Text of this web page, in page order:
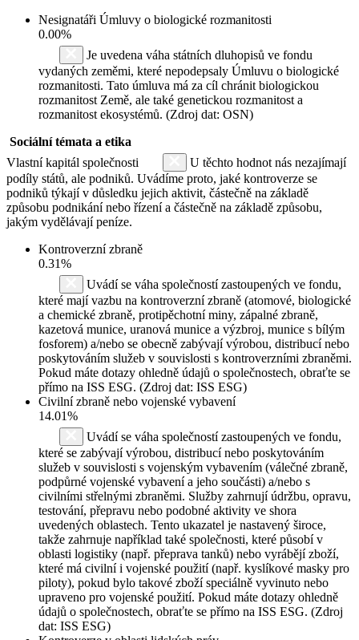
Nesignatáři Úmluvy o biologické rozmanitosti
0.00%
Je uvedena váha státních dluhopisů ve fondu
vydaných zeměmi, které nepodepsaly Úmluvu o biologické
rozmanitosti. Tato úmluva má za cíl chránit biologickou
rozmanitost Země, ale také genetickou rozmanitost a
rozmanitost ekosystémů. (Zdroj dat: OSN)
Sociální témata a etika
Vlastní kapitál společnosti
U těchto hodnot nás nezajímají
podíly států, ale podniků. Uvádíme proto, jaké kontroverze se
podniků týkají v důsledku jejich aktivit, částečně na základě
způsobu podnikání nebo řízení a částečně na základě způsobu,
jakým vydělávají peníze.
Kontroverzní zbraně
0.31%
Uvádí se váha společností zastoupených ve fondu,
které mají vazbu na kontroverzní zbraně (atomové, biologické
a chemické zbraně, protipěchotní miny, zápalné zbraně,
kazetová munice, uranová munice a výzbroj, munice s bílým
fosforem) a/nebo se obecně zabývají výrobou, distribucí nebo
poskytováním služeb v souvislosti s kontroverzními zbraněmi.
Pokud máte dotazy ohledně údajů o společnostech, obraťte se
přímo na ISS ESG. (Zdroj dat: ISS ESG)
Civilní zbraně nebo vojenské vybavení
14.01%
Uvádí se váha společností zastoupených ve fondu,
které se zabývají výrobou, distribucí nebo poskytováním
služeb v souvislosti s vojenským vybavením (válečné zbraně,
podpůrné vojenské vybavení a jeho součásti) a/nebo s
civilními střelnými zbraněmi. Služby zahrnují údržbu, opravu,
testování, přepravu nebo podobné aktivity ve shora
uvedených oblastech. Tento ukazatel je nastavený široce,
takže zahrnuje například také společnosti, které působí v
oblasti logistiky (např. přeprava tanků) nebo vyrábějí zboží,
které má civilní i vojenské použití (např. kyslíkové masky pro
piloty), pokud bylo takové zboží speciálně vyvinuto nebo
upraveno pro vojenské použití. Pokud máte dotazy ohledně
údajů o společnostech, obraťte se přímo na ISS ESG. (Zdroj
dat: ISS ESG)